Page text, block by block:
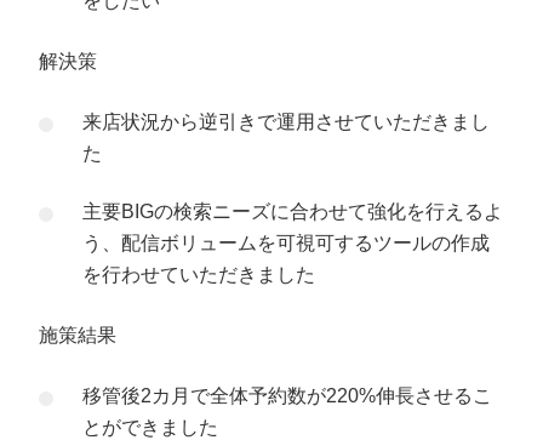
解決策
来店状況から逆引きで運用させていただきまし
た
主要BIGの検索ニーズに合わせて強化を行えるよ
う、配信ボリュームを可視可するツールの作成
を行わせていただきました
施策結果
移管後2カ月で全体予約数が220%伸長させるこ
とができました